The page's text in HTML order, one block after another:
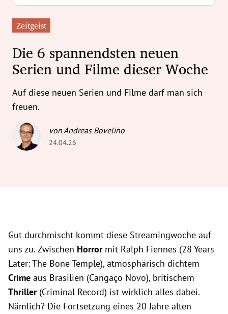
Untermenü
Untermenü
Untermenü
Untermenü
Zeitgeist
Die 6 spannendsten neuen
Serien und Filme dieser Woche
Auf diese neuen Serien und Filme darf man sich
freuen.
von Andreas Bovelino
24.04.26
Gut durchmischt kommt diese Streamingwoche auf
uns zu. Zwischen Horrormit Ralph Fiennes (28 Years
Later: The Bone Temple), atmosphärisch dichtem
Crime aus Brasilien (Cangaço Novo), britischem
Thriller(Criminal Record) ist wirklich alles dabei.
Nämlich? Die Fortsetzung eines 20 Jahre alten